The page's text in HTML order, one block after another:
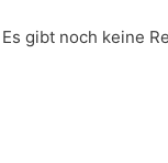
Es gibt noch keine